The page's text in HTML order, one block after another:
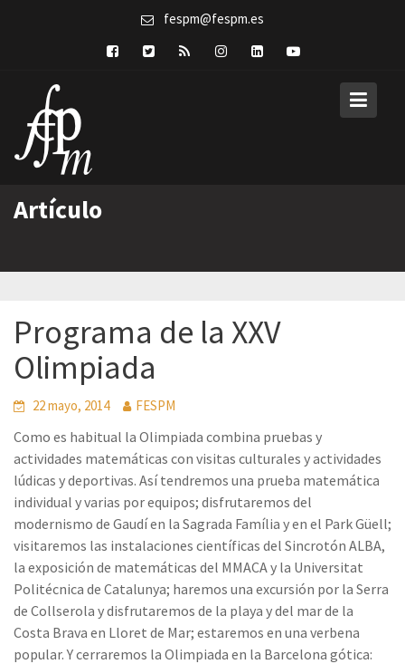
fespm@fespm.es
Artículo
Programa de la XXV
Olimpiada
22 mayo, 2014 FESPM
Como es habitual la Olimpiada combina pruebas y
actividades matemáticas con visitas culturales y actividades
lúdicas y deportivas. Así tendremos una prueba matemática
individual y varias por equipos; disfrutaremos del
modernismo de Gaudí en la Sagrada Família y en el Park Güell;
visitaremos las instalaciones científicas del Sincrotón ALBA,
la exposición de matemáticas del MMACA y la Universitat
Politécnica de Catalunya; haremos una excursión por la Serra
de Collserola y disfrutaremos de la playa y del mar de la
Costa Brava en Lloret de Mar; estaremos en una verbena
popular. Y cerraremos la Olimpiada en la Barcelona gótica: